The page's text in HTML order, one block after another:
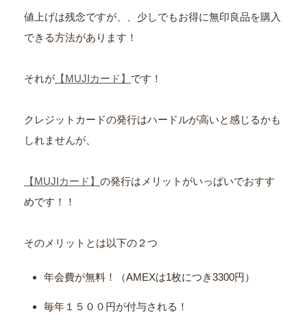
値上げは残念ですが、、少しでもお得に無印良品を購入
できる方法があります！
それが 【MUJIカード】 です！
クレジットカードの発行はハードルが高いと感じるかも
しれませんが、
【MUJIカード】 の発行はメリットがいっぱいでおすす
めです！！
そのメリットとは以下の２つ
年会費が無料！（AMEXは1枚につき3300円）
毎年１５００円が付与される！